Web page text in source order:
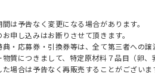
は予告なく変更になる場合があります。
申し込みはお断りさせて頂きます。
・応募券・引換券等は、全て第三者への譲
質につきまして、特定原材料７品目（卵
場合は予告なく再販売することがございま